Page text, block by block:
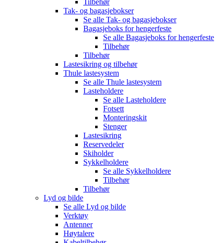
Tak- og bagasjebokser
Se alle Tak- og bagasjebokser
Bagasjeboks for hengerfeste
Se alle Bagasjeboks for hengerfeste
Tilbehør
Tilbehør
Lastesikring og tilbehør
Thule lastesystem
Se alle Thule lastesystem
Lasteholdere
Se alle Lasteholdere
Fotsett
Monteringskit
Stenger
Lastesikring
Reservedeler
Skiholder
Sykkelholdere
Se alle Sykkelholdere
Tilbehør
Tilbehør
Lyd og bilde
Se alle Lyd og bilde
Verktøy
Antenner
Høytalere